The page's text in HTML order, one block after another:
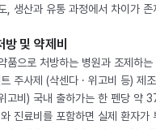
, 생산과 유통 과정에서 차이가 존
및 약제비
품으로 처방하는 병원과 조제하는
주사제 (삭센다 · 위고비 등) 제
고비) 국내 출하가는 한 펜당 약
진료비를 포함하면 실제 환자가